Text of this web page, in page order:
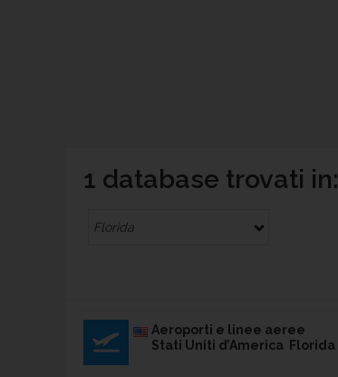
1 database trovati in:
Florida
Aeroporti e linee aeree
Stati Uniti d’America Florida